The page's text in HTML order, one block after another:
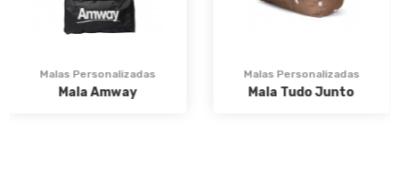
Malas Personalizadas
Mala Tudo Junto
Malas Personalizadas
Mala Black